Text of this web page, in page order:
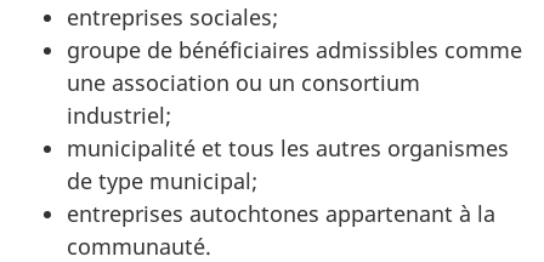
entreprises sociales;
groupe de bénéficiaires admissibles comme
une association ou un consortium
industriel;
municipalité et tous les autres organismes
de type municipal;
entreprises autochtones appartenant à la
communauté.